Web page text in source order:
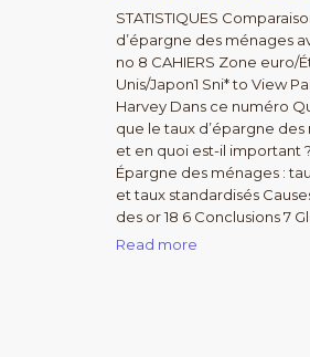
STATISTIQUES
d’épargne des ménages
no 8 CAHIERS Zone euro/
Unis/Japon1 Sni* to View
Harvey Dans ce numéro
que le taux d’épargne
et en quoi est-il important
Épargne des ménages :
et taux standardisés
des or 18 6 Conclusions 7
Read more